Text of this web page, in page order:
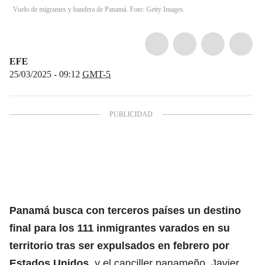
Vuelo de migrantes y bandera de Panamá. Foto: Getty Images.
EFE
25/03/2025 - 09:12 GMT-5
Panamá busca con terceros países un destino
final para los 111 inmigrantes varados en su
territorio tras ser expulsados en febrero por